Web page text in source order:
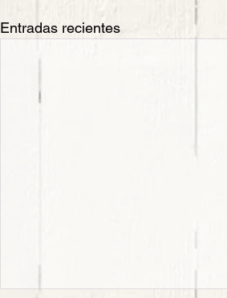
Entradas recientes